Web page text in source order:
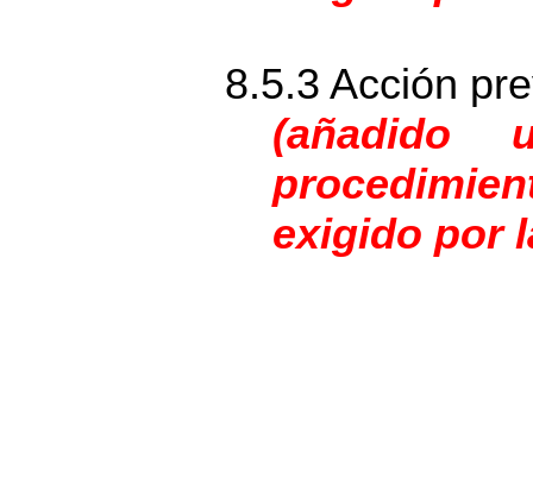
8.5.3 Acción
(añadido
exigido por